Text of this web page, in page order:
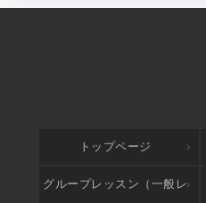
トップページ
グループレッスン（一般レ